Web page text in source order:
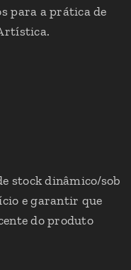
para a prática de
stock dinâmico/sob
e garantir que
do produto